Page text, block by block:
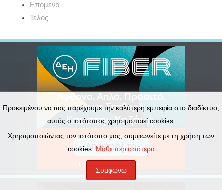
Επόμενο
Τέλος
Προκειμένου να σας παρέχουμε την καλύτερη εμπειρία στο διαδίκτυο,
αυτός ο ιστότοπος χρησιμοποιεί cookies.
Χρησιμοποιώντας τον ιστότοπο μας, συμφωνείτε με τη χρήση των
cookies. Μάθε περισσότερα
Συμφωνώ